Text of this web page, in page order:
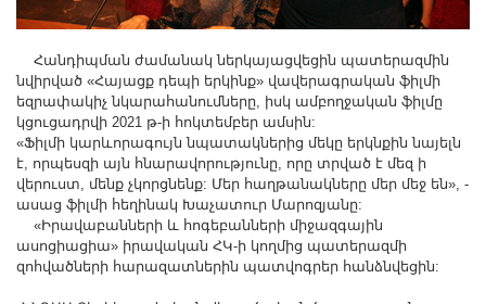
Հանդիպման ժամանակ ներկայացվեցին պատերազմին
նվիրված «Հայացք դեպի երկինք» վավերագրական ֆիլմի
եզրափակիչ նկարահանումները, իսկ ամբողջական ֆիլմը
կցուցադրվի 2021 թ-ի հոկտեմբեր ամսին:
«Ֆիլմի կարևորագույն նպատակներից մեկը երկնքին նայելն
է, որպեսզի այն հնարավորությունը, որը տրված է մեզ ի
վերուստ, մենք չկորցնենք: Մեր հաղթանակները մեր մեջ են», -
ասաց ֆիլմի հեղինակ Խաչատուր Մարոզյանը:
«Իրավաբանների և հոգեբանների միջազգային
ասոցիացիա» իրավական ՀԿ-ի կողմից պատերազմի
զոհվածների հարազատներին պատվոգրեր հանձնվեցին: